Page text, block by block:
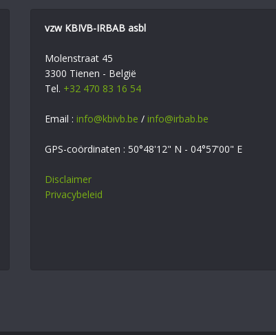
vzw KBIVB-IRBAB asbl
Molenstraat 45
3300 Tienen - België
Tel. +32 470 83 16 54
Email : info@kbivb.be / info@irbab.be
GPS-coördinaten : 50°48'12" N - 04°57'00" E
Disclaimer
Privacybeleid